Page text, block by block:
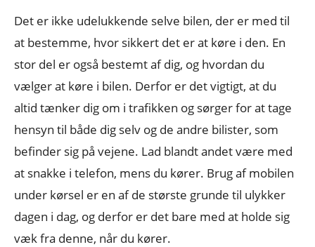
Det er ikke udelukkende selve bilen, der er med til
at bestemme, hvor sikkert det er at køre i den. En
stor del er også bestemt af dig, og hvordan du
vælger at køre i bilen. Derfor er det vigtigt, at du
altid tænker dig om i trafikken og sørger for at tage
hensyn til både dig selv og de andre bilister, som
befinder sig på vejene. Lad blandt andet være med
at snakke i telefon, mens du kører. Brug af mobilen
under kørsel er en af de største grunde til ulykker
dagen i dag, og derfor er det bare med at holde sig
væk fra denne, når du kører.